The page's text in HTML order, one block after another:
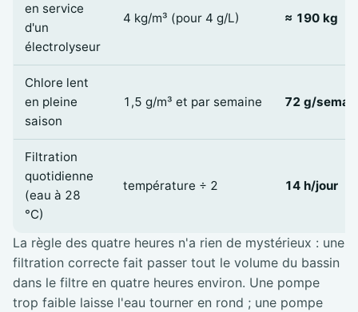
en service
d'un
électrolyseur
4 kg/m³ (pour 4 g/L) ≈ 190 kg
Chlore lent
en pleine
saison
1,5 g/m³ et par semaine 72 g/
Filtration
quotidienne
(eau à 28
°C)
température ÷ 2 14 h/jour
La règle des quatre heures n'a rien de mystérieux : une
filtration correcte fait passer tout le volume du bassin
dans le filtre en quatre heures environ. Une pompe
trop faible laisse l'eau tourner en rond ; une pompe